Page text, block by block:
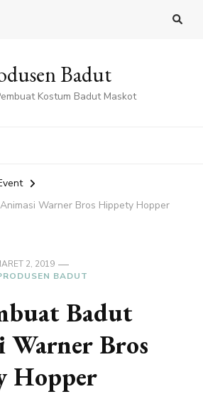
Badut
Kostum Badut Maskot
Warner Bros Hippety Hopper
2, 2019
BADUT
Badut
Warner Bros
Hopper